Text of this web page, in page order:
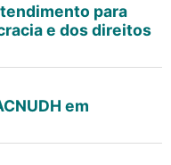
para
e dos direitos
em